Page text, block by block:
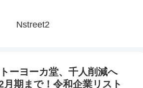
Nstreet2
ーヨーカ堂、千人削減へ
月期まで！令和企業リスト